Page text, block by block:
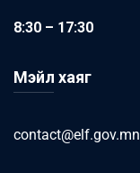
8:30 – 17:30
Мэйл хаяг
contact@elf.gov.mn